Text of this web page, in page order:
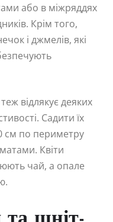
або в міжряддях
Крім того,
і джмелів, які
відлякує деяких
Садити їх
см по периметру
Квіти
чай, а опале